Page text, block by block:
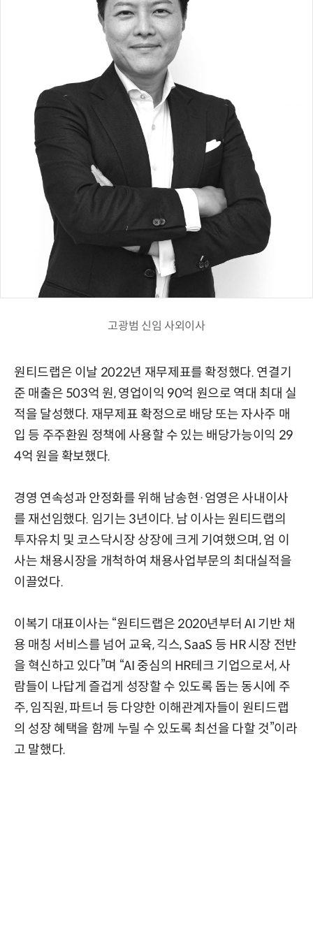
고광범 신임 사외이사
원티드랩은 이날 2022년 재무제표를 확정했다. 연결기
준 매출은 503억 원, 영업이익 90억 원으로 역대 최대 실
적을 달성했다. 재무제표 확정으로 배당 또는 자사주 매
입 등 주주환원 정책에 사용할 수 있는 배당가능이익 29
4억 원을 확보했다.
경영 연속성과 안정화를 위해 남송현·엄영은 사내이사
를 재선임했다. 임기는 3년이다. 남 이사는 원티드랩의
투자유치 및 코스닥시장 상장에 크게 기여했으며, 엄 이
사는 채용시장을 개척하여 채용사업부문의 최대실적을
이끌었다.
이복기 대표이사는 “원티드랩은 2020년부터 AI 기반 채
용 매칭 서비스를 넘어 교육, 긱스, SaaS 등 HR 시장 전반
을 혁신하고 있다”며 “AI 중심의 HR테크 기업으로서, 사
람들이 나답게 즐겁게 성장할 수 있도록 돕는 동시에 주
주, 임직원, 파트너 등 다양한 이해관계자들이 원티드랩
의 성장 혜택을 함께 누릴 수 있도록 최선을 다할 것”이라
고 말했다.